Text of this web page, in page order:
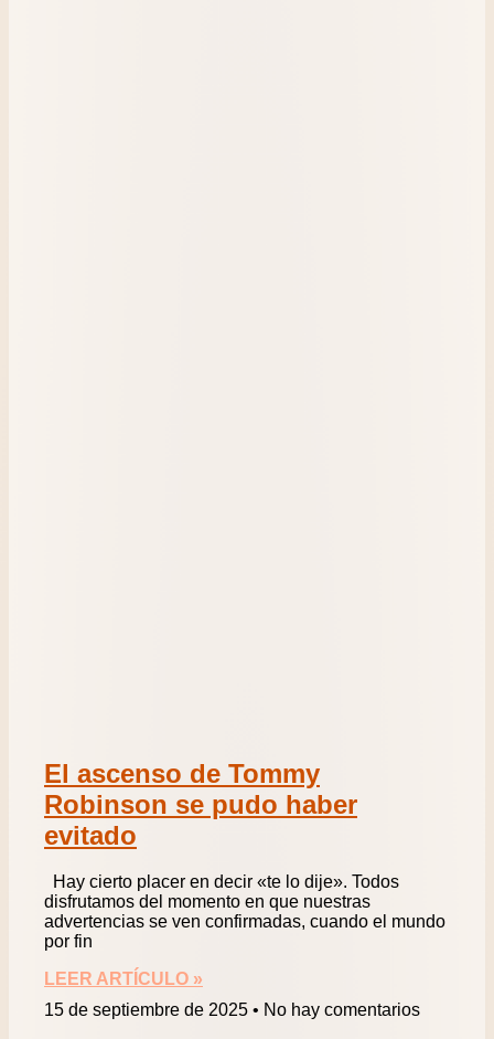
El ascenso de Tommy
Robinson se pudo haber
evitado
Hay cierto placer en decir «te lo dije». Todos
disfrutamos del momento en que nuestras
advertencias se ven confirmadas, cuando el mundo
por fin
LEER ARTÍCULO »
15 de septiembre de 2025
No hay comentarios